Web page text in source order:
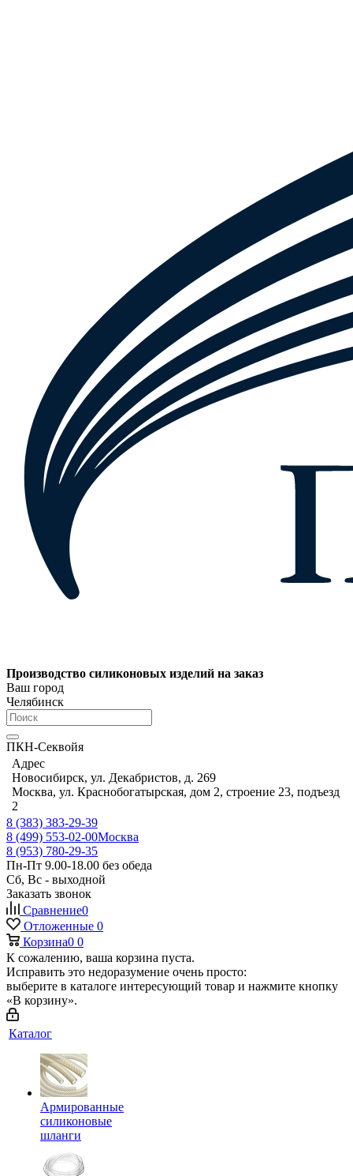
Производство силиконовых изделий на заказ
Ваш город
Челябинск
ПКН-Секвойя
Адрес
Новосибирск, ул. Декабристов, д. 269
Москва, ул. Краснобогатырская, дом 2, строение 23, подъезд
2
8 (383) 383-29-39
8 (499) 553-02-00Москва
8 (953) 780-29-35
Пн-Пт 9.00-18.00 без обеда
Сб, Вс - выходной
Заказать звонок
Сравнение0
Отложенные 0
Корзина0 0
К сожалению, ваша корзина пуста.
Исправить это недоразумение очень просто:
выберите в каталоге интересующий товар и нажмите кнопку
«В корзину».
Каталог
Армированные
силиконовые
шланги